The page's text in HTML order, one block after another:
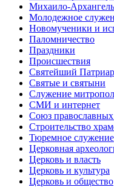
Михаило-
Молодежное
Новомученики и
Паломничество
Праздники
Происшествия
Святейший
Святые и святыни
Служение
СМИ и интернет
Союз
Строительство
Тюремное служение
Церковная
Церковь и власть
Церковь и культура
Церковь и общество